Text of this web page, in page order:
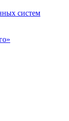
систем